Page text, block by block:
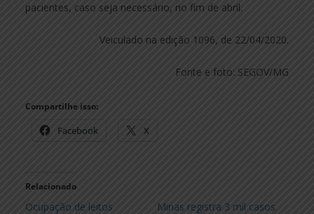
pacientes, caso seja necessário, no fim de abril.
Veiculado na edição 1096, de 22/04/2020.
Fonte e foto: SEGOV/MG
Compartilhe isso:
Facebook X
Relacionado
Ocupação de leitos
Minas registra 3 mil casos